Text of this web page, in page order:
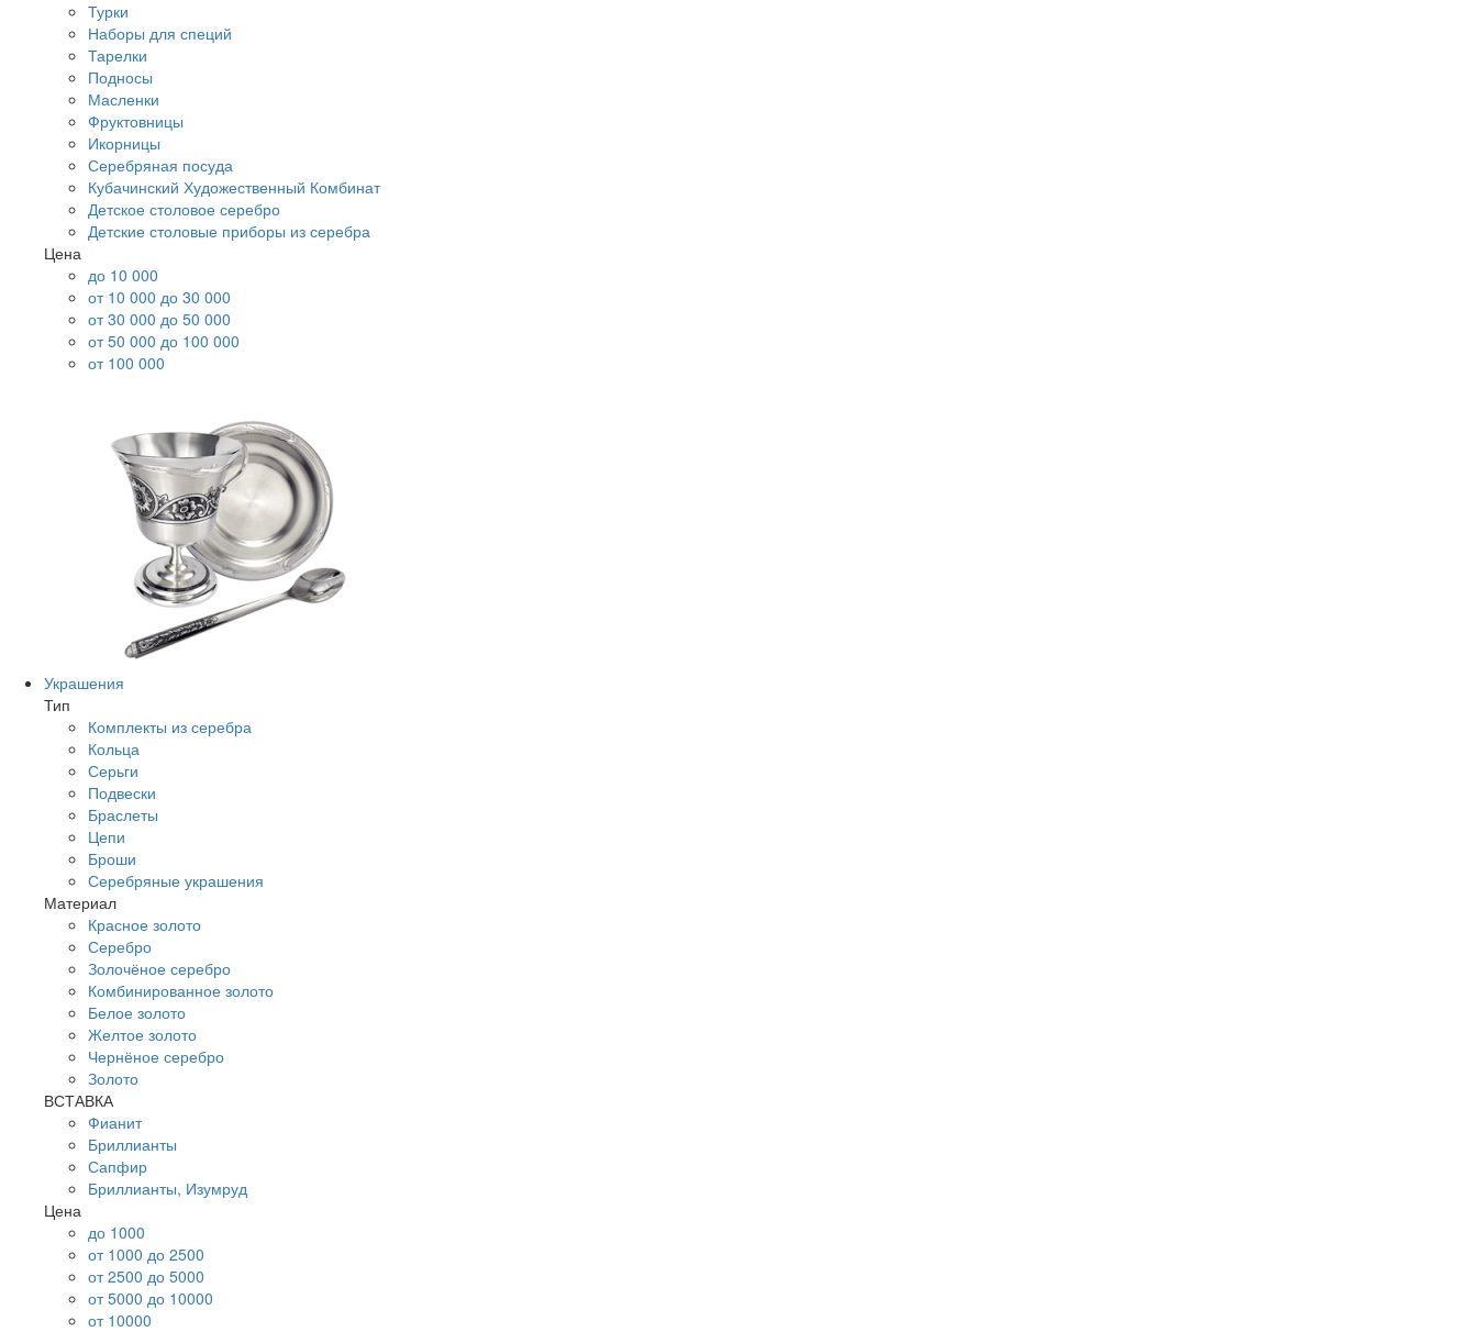
Турки
Наборы для специй
Тарелки
Подносы
Масленки
Фруктовницы
Икорницы
Серебряная посуда
Кубачинский Художественный Комбинат
Детское столовое серебро
Детские столовые приборы из серебра
Цена
до 10 000
от 10 000 до 30 000
от 30 000 до 50 000
от 50 000 до 100 000
от 100 000
Украшения
Тип
Комплекты из серебра
Кольца
Серьги
Подвески
Браслеты
Цепи
Броши
Серебряные украшения
Материал
Красное золото
Серебро
Золочёное серебро
Комбинированное золото
Белое золото
Желтое золото
Чернёное серебро
Золото
ВСТАВКА
Фианит
Бриллианты
Сапфир
Бриллианты, Изумруд
Цена
до 1000
от 1000 до 2500
от 2500 до 5000
от 5000 до 10000
от 10000